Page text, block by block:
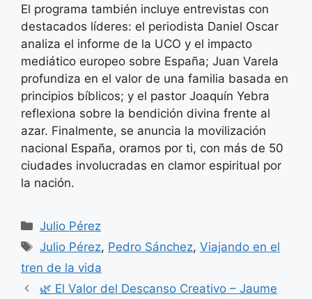
El programa también incluye entrevistas con
destacados líderes: el periodista Daniel Oscar
analiza el informe de la UCO y el impacto
mediático europeo sobre España; Juan Varela
profundiza en el valor de una familia basada en
principios bíblicos; y el pastor Joaquín Yebra
reflexiona sobre la bendición divina frente al
azar. Finalmente, se anuncia la movilización
nacional España, oramos por ti, con más de 50
ciudades involucradas en clamor espiritual por
la nación.
Categorías
Julio Pérez
Etiquetas
Julio Pérez, Pedro Sánchez,Viajando en el
tren de la vida
🌿 El Valor del Descanso Creativo – Jaume